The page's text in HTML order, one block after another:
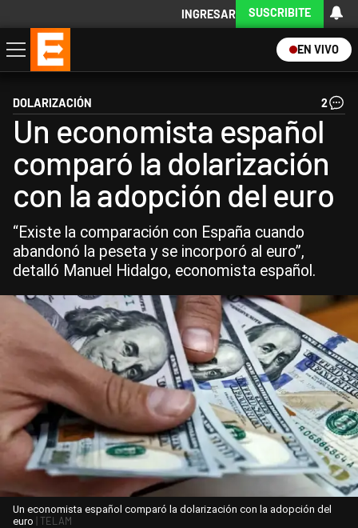
INGRESAR SUSCRIBITE
EN VIVO
Economía
Política
Internacional
Actualidad
Descargá la App
DOLARIZACIÓN 2
Un economista español
comparó la dolarización
con la adopción del euro
“Existe la comparación con España cuando
abandonó la peseta y se incorporó al euro”,
detalló Manuel Hidalgo, economista español.
Un economista español comparó la dolarización con la adopción del
euro | TELAM